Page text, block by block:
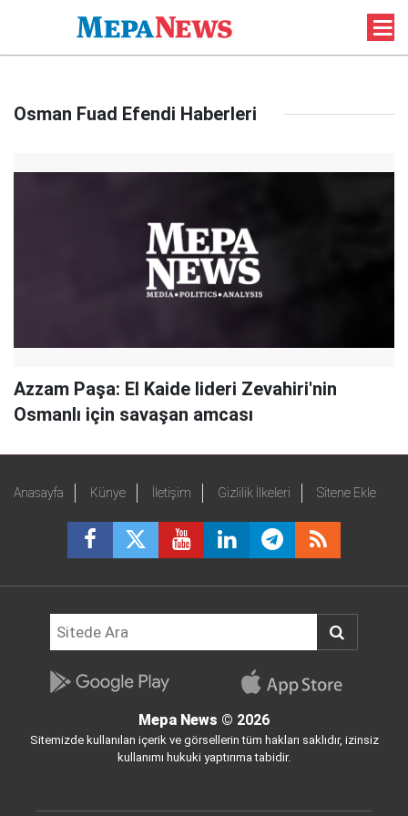
Osman Fuad Efendi Haberleri
Azzam Paşa: El Kaide lideri Zevahiri'nin
Osmanlı için savaşan amcası
Anasayfa Künye İletişim Gizlilik İlkeleri Sitene Ekle
Mepa News © 2026
Sitemizde kullanılan içerik ve görsellerin tüm hakları saklıdır, izinsiz
kullanımı hukuki yaptırıma tabidir.